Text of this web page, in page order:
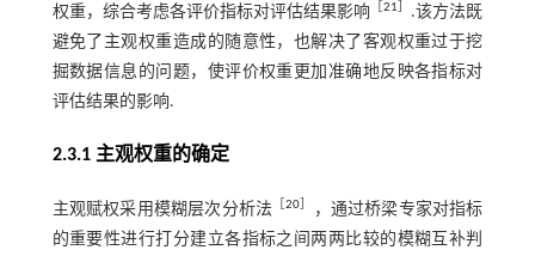
权重，综合考虑各评价指标对评估结果影响
［21
.该方法既
避免了主观权重造成的随意性，也解决了客观权重过于挖
掘数据信息的问题，使评价权重更加准确地反映各指标对
评估结果的影响.
2.3.1 主观权重的确定
主观赋权采用模糊层次分析法 ［20
，通过桥梁专家对指标
的重要性进行打分建立各指标之间两两比较的模糊互补判